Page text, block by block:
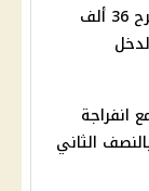
وزارة الإسكان تعلن رسميًا طرح 36 ألف
انفراجة
الثاني